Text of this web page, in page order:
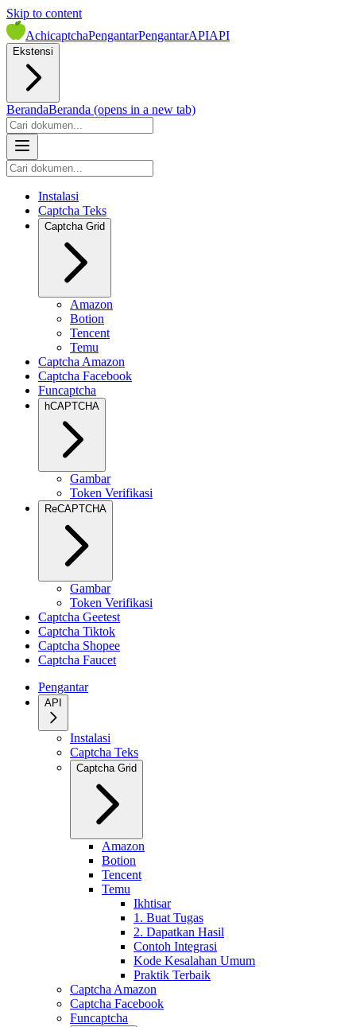
Skip to content
AchicaptchaPengantarPengantarAPIAPI
Ekstensi
BerandaBeranda (opens in a new tab)
Instalasi
Captcha Teks
Captcha Grid
Amazon
Botion
Tencent
Temu
Captcha Amazon
Captcha Facebook
Funcaptcha
hCAPTCHA
Gambar
Token Verifikasi
ReCAPTCHA
Gambar
Token Verifikasi
Captcha Geetest
Captcha Tiktok
Captcha Shopee
Captcha Faucet
Pengantar
API
Instalasi
Captcha Teks
Captcha Grid
Amazon
Botion
Tencent
Temu
Ikhtisar
1. Buat Tugas
2. Dapatkan Hasil
Contoh Integrasi
Kode Kesalahan Umum
Praktik Terbaik
Captcha Amazon
Captcha Facebook
Funcaptcha